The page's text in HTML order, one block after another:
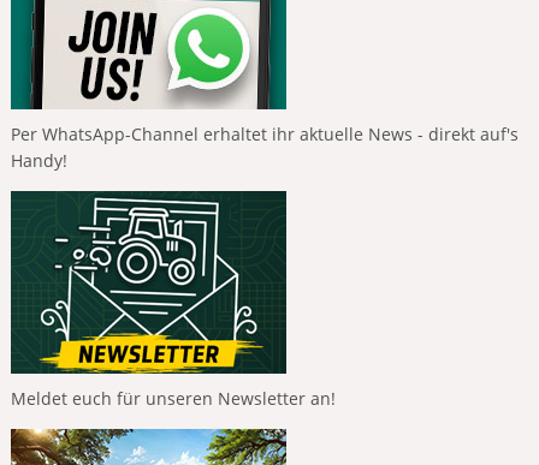
Per WhatsApp-Channel erhaltet ihr aktuelle News - direkt auf's
Handy!
Meldet euch für unseren Newsletter an!